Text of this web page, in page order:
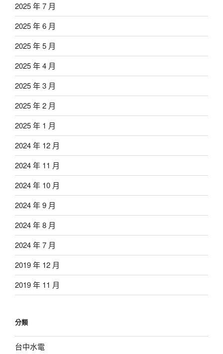
2025 年 7 月
2025 年 6 月
2025 年 5 月
2025 年 4 月
2025 年 3 月
2025 年 2 月
2025 年 1 月
2024 年 12 月
2024 年 11 月
2024 年 10 月
2024 年 9 月
2024 年 8 月
2024 年 7 月
2019 年 12 月
2019 年 11 月
分類
台中水電